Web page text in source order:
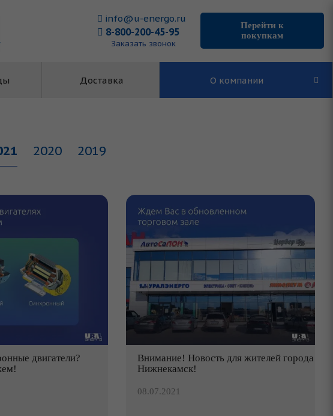
Перейти к
покупкам
info@u-energo.ru
8-800-200-45-95
Заказать звонок
Доставка О компании
2020 2019
двигатели?
Внимание! Новость для жителей города
Нижнекамск!
08.07.2021